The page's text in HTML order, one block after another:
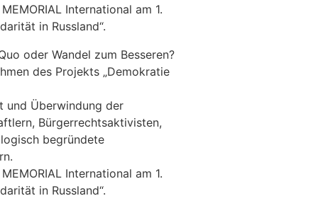
International am 1.
in Russland“.
oder Wandel zum Besseren?
des Projekts „Demokratie
und Überwindung der
Bürgerrechtsaktivisten,
begründete
International am 1.
in Russland“.